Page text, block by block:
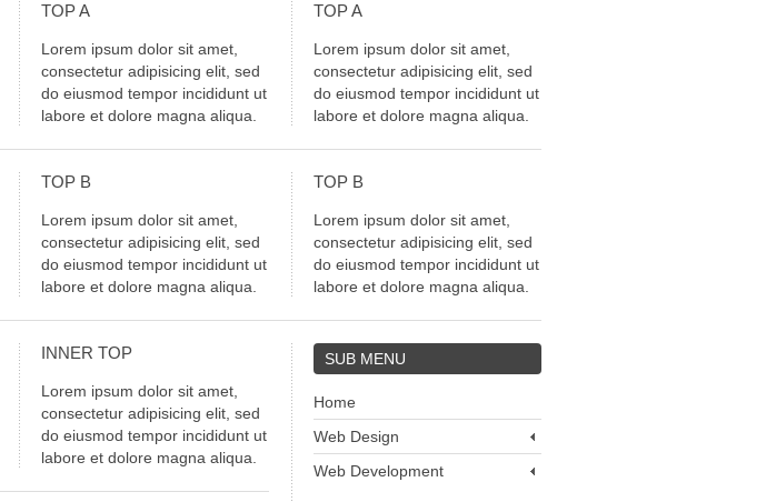
TOPA
Lorem ipsum dolor sit amet,
consectetur adipisicing elit, sed
do eiusmod tempor incididunt ut
labore et dolore magna aliqua.
TOPA
Lorem ipsum dolor sit amet,
consectetur adipisicing elit, sed
do eiusmod tempor incididunt ut
labore et dolore magna aliqua.
TOP B
Lorem ipsum dolor sit amet,
consectetur adipisicing elit, sed
do eiusmod tempor incididunt ut
labore et dolore magna aliqua.
TOP B
Lorem ipsum dolor sit amet,
consectetur adipisicing elit, sed
do eiusmod tempor incididunt ut
labore et dolore magna aliqua.
INNER TOP
Lorem ipsum dolor sit amet,
consectetur adipisicing elit, sed
do eiusmod tempor incididunt ut
labore et dolore magna aliqua.
SUB MENU
Home
Web Design
Web Development